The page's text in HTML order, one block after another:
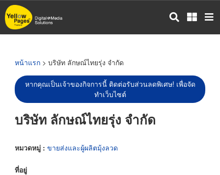
ข้าม
ไป
หน้าแรก > บริษัท ลักษณ์ไทยรุ่ง จำกัด
หากคุณเป็นเจ้าของกิจการนี้ ติดต่อรับส่วนลดพิเศษ! เพื่อจัด
ทำเว็บไซต์
บริษัท ลักษณ์ไทยรุ่ง จำกัด
หมวดหมู่ : ขายส่งและผู้ผลิตมุ้งลวด
ที่อยู่